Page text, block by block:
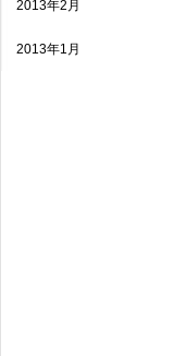
2013年2月
2013年1月